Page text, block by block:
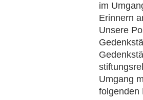
im
Erinnern
Unsere
Umgang
folgenden